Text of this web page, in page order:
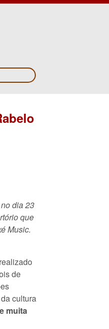
dia 23
que
Music.
de
cultura
muita